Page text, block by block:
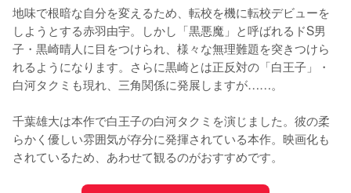
地味で根暗な自分を変えるため、転校を機に転校デビューを
しようとする赤羽由宇。しかし「黒悪魔」と呼ばれるドS男
子・黒崎晴人に目をつけられ、様々な無理難題を突きつけら
れるようになります。さらに黒崎とは正反対の「白王子」・
白河タクミも現れ、三角関係に発展しますが……。
千葉雄大は本作で白王子の白河タクミを演じました。彼の柔
らかく優しい雰囲気が存分に発揮されている本作。映画化も
されているため、あわせて観るのがおすすめです。